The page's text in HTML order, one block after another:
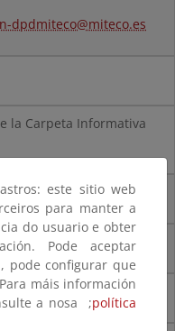
dpdmiteco@miteco.es
la Carpeta Informativa
este sitio web
para manter a
do usuario e obter
Pode aceptar
pode configurar que
máis información
a nosa ;política